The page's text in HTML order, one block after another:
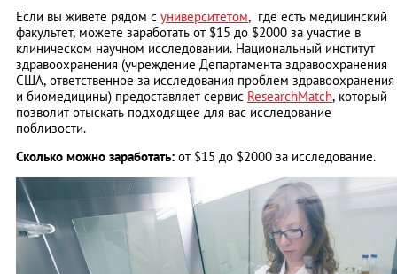
Если вы живете рядом с университетом, где есть медицинский
факультет, можете заработать от $15 до $2000 за участие в
клиническом научном исследовании. Национальный институт
здравоохранения (учреждение Департамента здравоохранения
США, ответственное за исследования проблем здравоохранения
и биомедицины) предоставляет сервис ResearchMatch, который
позволит отыскать подходящее для вас исследование
поблизости.
Сколько можно заработать: от $15 до $2000 за исследование.